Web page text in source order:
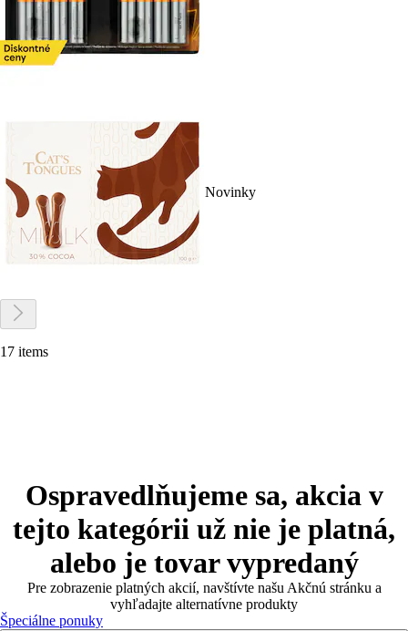
Novinky
17 items
Ospravedlňujeme sa, akcia v
tejto kategórii už nie je platná,
alebo je tovar vypredaný
Pre zobrazenie platných akcií, navštívte našu Akčnú stránku a
vyhľadajte alternatívne produkty
Špeciálne ponuky